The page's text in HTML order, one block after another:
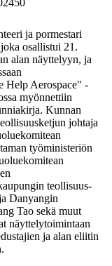
ja pormestari
osallistui 21.
alan näyttelyyn, ja
Help Aerospace" -
myönnettiin
Kunnan
johtaja
työministeriön
teollisuus-
Danyangin
Tao sekä muut
näyttelytoimintaan
ja alan eliitin